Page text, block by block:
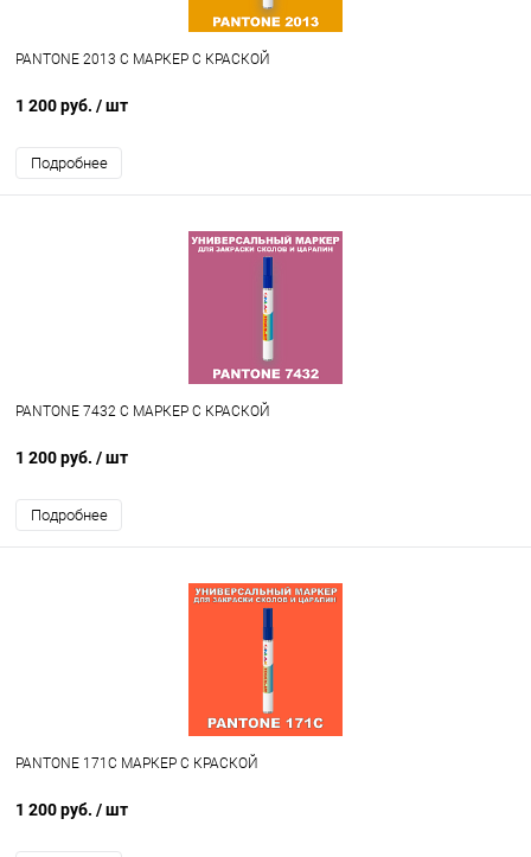
PANTONE 2013 C МАРКЕР С КРАСКОЙ
1 200 руб. / шт
Подробнее
PANTONE 7432 C МАРКЕР С КРАСКОЙ
1 200 руб. / шт
Подробнее
PANTONE 171C МАРКЕР С КРАСКОЙ
1 200 руб. / шт